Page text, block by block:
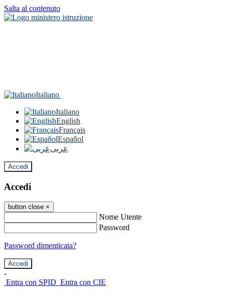
Salta al contenuto
Italiano
Italiano
English
Français
Español
عربى
Accedi
Accedi
button close ×
Nome Utente
Password
Password dimenticata?
-
Entra con SPID Entra con CIE